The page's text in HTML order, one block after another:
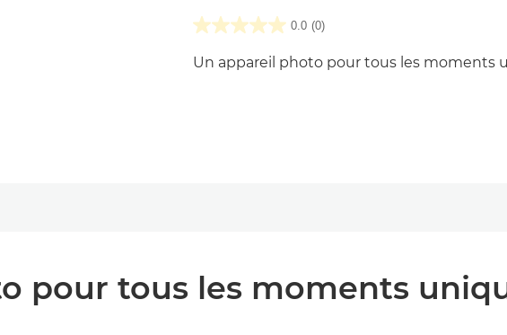
0.0 (0)
Un appareil photo pour tous les moments
pour tous les moments